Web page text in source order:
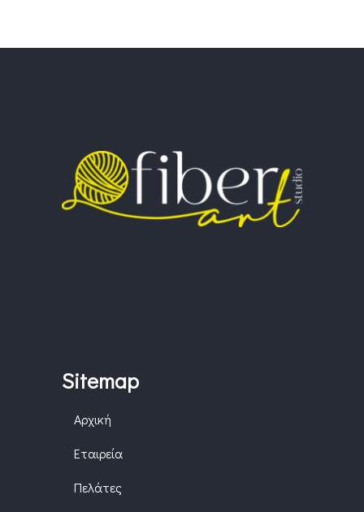
Sitemap
Αρχική
Εταιρεία
Πελάτες